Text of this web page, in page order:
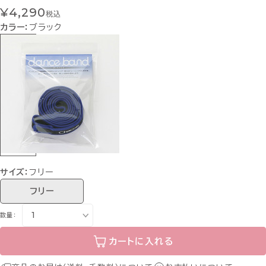
¥4,290税込
カラー： ブラック
サイズ：フリー
フリー
数量：
カートに入れる